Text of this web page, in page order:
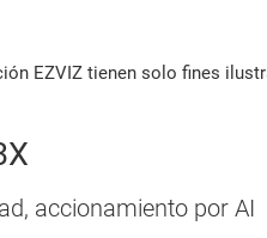
EZVIZ tienen solo fines
accionamiento por AI